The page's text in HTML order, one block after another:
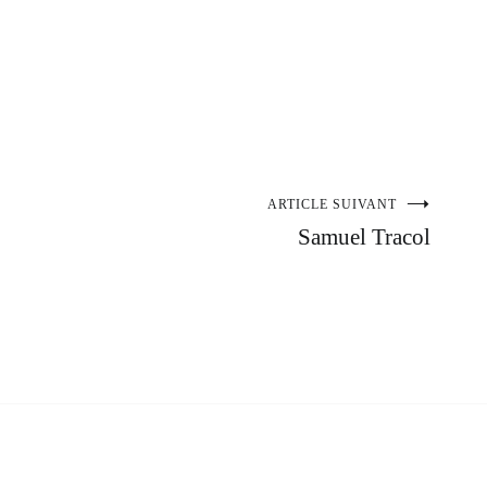
ARTICLE SUIVANT
Samuel Tracol